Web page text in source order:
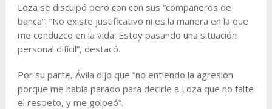
Loza se disculpó pero con con sus “compañeros de
banca”: “No existe justificativo ni es la manera en la que
me conduzco en la vida. Estoy pasando una situación
personal difícil”, destacó.
Por su parte, Ávila dijo que “no entiendo la agresión
porque me había parado para decirle a Loza que no falte
el respeto, y me golpeó”.